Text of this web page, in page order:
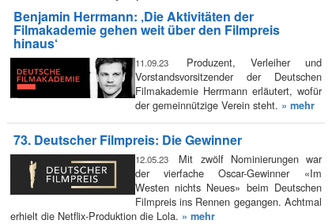
Benjamin Herrmann: ‚Die Aktivitäten der
Filmakademie gehen weit über den Filmpreis
hinaus‘
11.09.23
Produzent, Verleiher und
Vorstandsvorsitzender der Deutschen
Filmakademie Herrmann erläutert, wofür
der gemeinnützige Verein steht. » mehr
73. Deutscher Filmpreis: Die Gewinner
12.05.23
Mit zwölf Nominierungen war
der vierfache Oscar-Gewinner «Im
Westen nichts Neues» beim Deutschen
Filmpreis ins Rennen gegangen. Achtmal
erhielt die Netflix-Produktion die Lola. » mehr